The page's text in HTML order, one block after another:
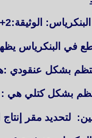
: الوثيقة:2+3 ص 39
في البنكرياس
بشكل عنقودي
بشكل كتلي هي
: لتحديد مقر إنتاج